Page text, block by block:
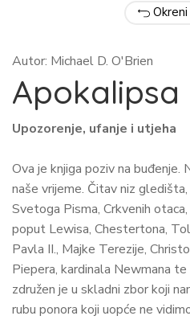
Autor: Michael D. O'Brien
Apokalipsa
Upozorenje, ufanje i utjeha
Ova je knjiga poziv na buđenje.
naše vrijeme. Čitav niz
Svetoga Pisma, Crkvenih
poput Lewisa, Chestertona,
Pavla II., Majke Terezije,
Piepera, kardinala Newmana
združen je u skladni zbor koji
rubu ponora koji uopće ne